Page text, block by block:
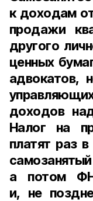
к доходам
продажи
другого
ценных
адвокатов,
доходов
Налог на
платят раз
а потом
и, не